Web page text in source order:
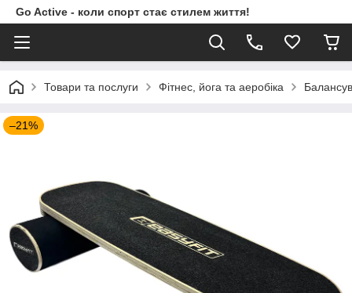
Go Active - коли спорт стає стилем життя!
Товари та послуги Фітнес, йога та аеробіка
–21%